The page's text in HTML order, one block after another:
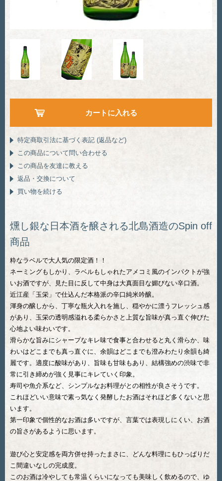
特定商取引法に基づく表記 (返品など)
この商品について問い合わせる
この商品を友達に教える
返品・交換について
買い物を続ける
燻し銀な日本酒を醸される北島酒造のSpin off
商品
粋なラベルで大人気の限定酒！！
ネーミングもしかり、ラベルもしゃれたアメコミ風のインパクトが強
いお酒ですが、見た目に反して中身は大真面目な媚びない辛口酒。
近江産「玉栄」で仕込んだ本格派の辛口純米吟醸。
渾身の醸しから、丁寧な瓶火入れを施し、穏やかに漂うフレッシュ感
があり、玉栄の透明感溢れる柔らかさと上質な旨味が真っ直ぐ伸びた
心地よい味わいです。
滑らかな旨みにシャープなキレ味で食事と合わせると丸く滑らか、味
わいはどこまでも真っ直ぐに、余韻はどこまでも澄みわたり余韻も綺
麗です。適度に酸味があり、旨味も甘味もあり、結構強めの渋味で非
常に引き締めが強く見事にキレていく印象。
寿司や魚介系など、シンプルなお料理がとの相性が良さそうです。
これほどいい意味で素っ気なく発酵したお酒はそれほど多くないと思
います。
第一印象で個性的なお酒は多いですが、言葉では表現しにくい、お酒
の旨さがあるように思います。
遊び心と安定感を両方併せ持ったまさに、どんな料理にもひっぱりだ
こ間違いなしの完成度。
このお酒は冷やしても常温くらいになっても美味しく飲めるので、ゆ